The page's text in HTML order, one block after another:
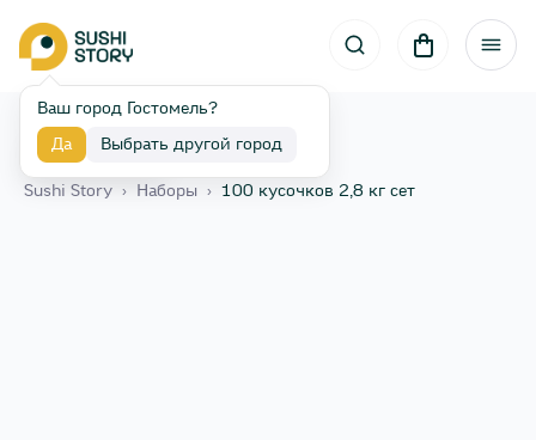
Ваш город Гостомель?
Да Выбрать другой город
Назад
Sushi Story › Наборы › 100 кусочков 2,8 кг сет